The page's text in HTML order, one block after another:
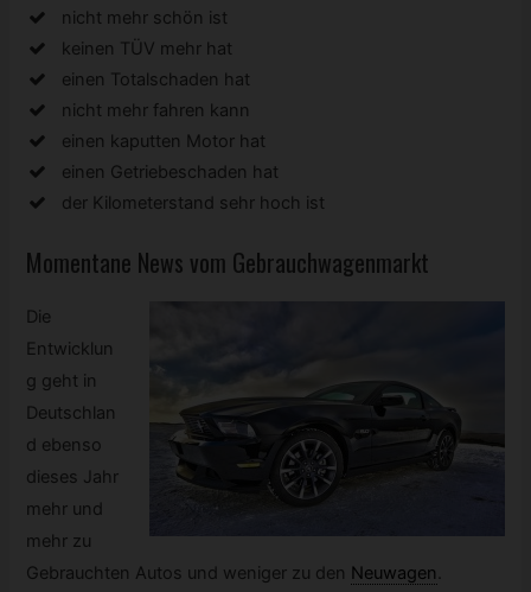
nicht mehr schön ist
keinen TÜV mehr hat
einen Totalschaden hat
nicht mehr fahren kann
einen kaputten Motor hat
einen Getriebeschaden hat
der Kilometerstand sehr hoch ist
Momentane News vom Gebrauchwagenmarkt
Die
Entwicklun
g geht in
Deutschlan
d ebenso
dieses Jahr
mehr und
mehr zu
Gebrauchten Autos und weniger zu den Neuwagen.